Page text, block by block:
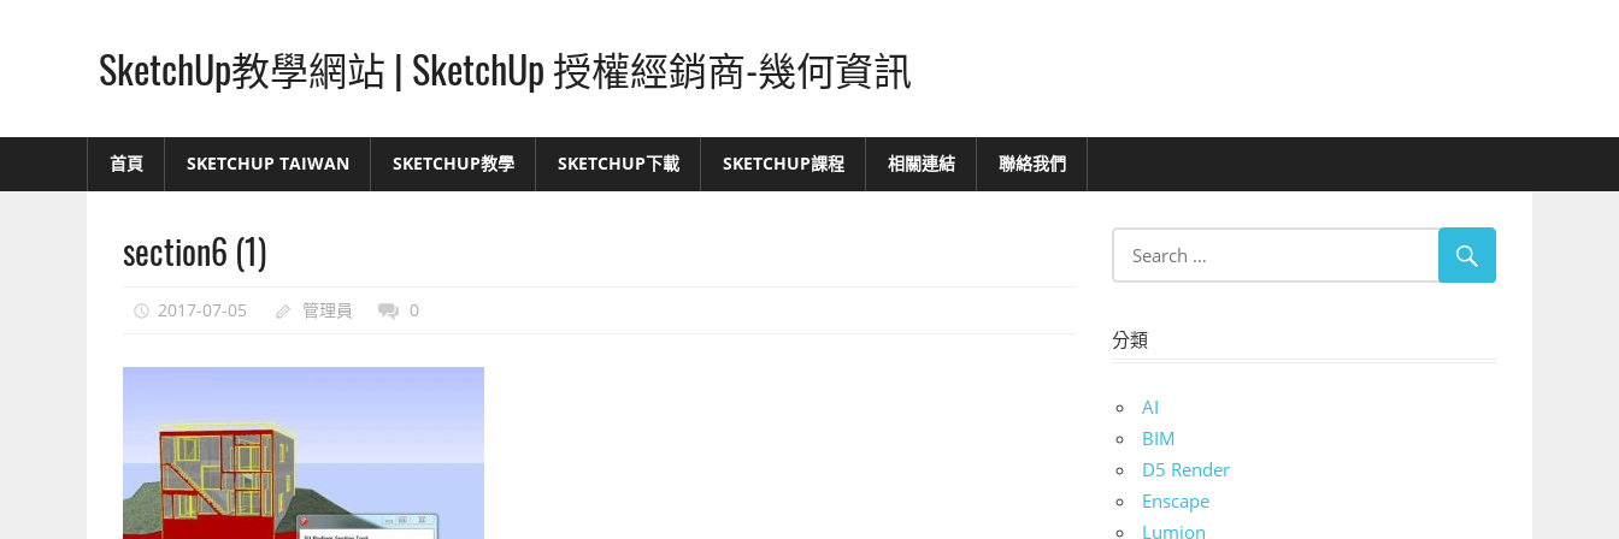
SketchUp教學網站 | SketchUp 授權經銷商-幾何資訊
最
首頁 SKETCHUP TAIWAN SKETCHUP教學 SKETCHUP下載 SKETCHUP課程 相關連結 聯絡我們
section6 (1)
2017-07-05 管理員 0
分類
AI
BIM
D5 Render
Enscape
Lumion